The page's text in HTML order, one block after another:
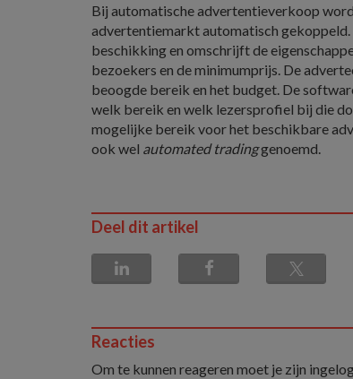
Bij automatische advertentieverkoop
advertentiemarkt automatisch
beschikking en omschrijft de
bezoekers en de minimumprijs. De
beoogde bereik en het budget. De
welk bereik en welk lezersprofiel bij die
mogelijke bereik voor het beschikbare
ook wel automated tradinggenoemd.
Deel dit artikel
Reacties
Om te kunnen reageren moet je zijn